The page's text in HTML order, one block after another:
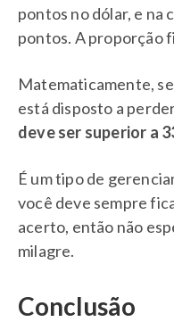
pontos no dólar, e na
pontos. A proporção
Matematicamente,
está disposto a
deve ser superior a
É um tipo de
você deve sempre
acerto, então não
milagre.
Conclusão